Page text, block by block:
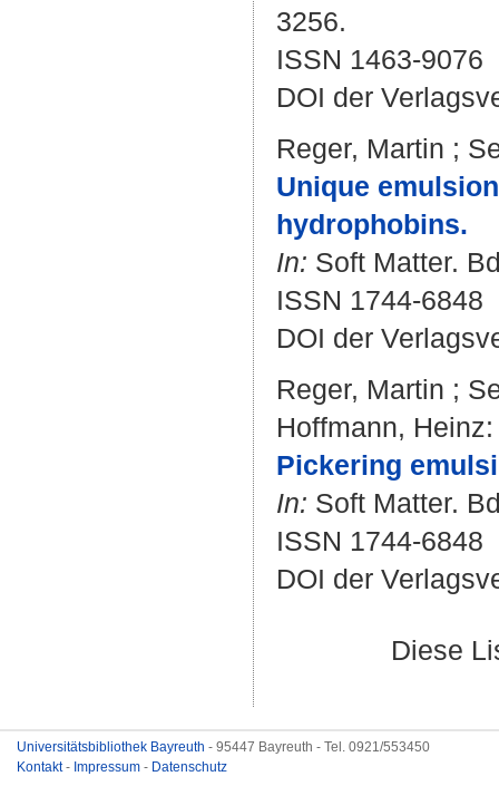
3256.
ISSN 1463-9076
DOI der
Reger, Martin ;
Unique
hydrophobins.
In: Soft Matter.
ISSN 1744-6848
DOI der
Reger, Martin ;
Hoffmann, Heinz:
Pickering
In: Soft Matter.
ISSN 1744-6848
DOI der
Diese
Universitätsbibliothek Bayreuth - 95447 Bayreuth - Tel. 0921/553450
Kontakt- Impressum - Datenschutz